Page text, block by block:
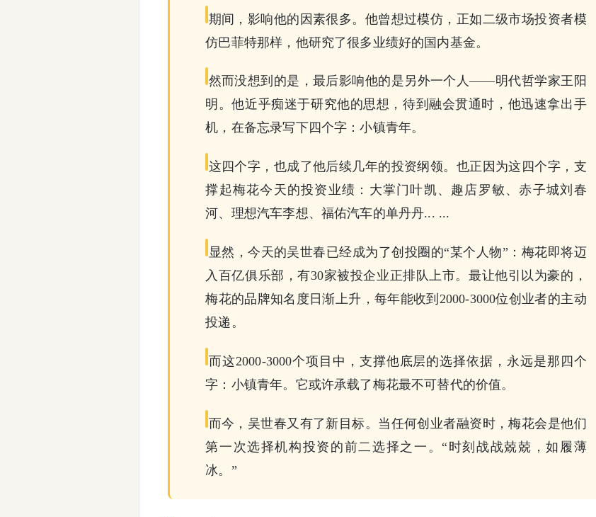
期间，影响他的因素很多。他曾想过模仿，正如二级市场投资者模
仿巴菲特那样，他研究了很多业绩好的国内基金。
然而没想到的是，最后影响他的是另外一个人——明代哲学家王阳
明。他近乎痴迷于研究他的思想，待到融会贯通时，他迅速拿出手
机，在备忘录写下四个字：小镇青年。
这四个字，也成了他后续几年的投资纲领。也正因为这四个字，支
撑起梅花今天的投资业绩：大掌门叶凯、趣店罗敏、赤子城刘春
河、理想汽车李想、福佑汽车的单丹丹... ...
显然，今天的吴世春已经成为了创投圈的“某个人物”：梅花即将迈
入百亿俱乐部，有30家被投企业正排队上市。最让他引以为豪的，
梅花的品牌知名度日渐上升，每年能收到2000-3000位创业者的主动
投递。
而这2000-3000个项目中，支撑他底层的选择依据，永远是那四个
字：小镇青年。它或许承载了梅花最不可替代的价值。
而今，吴世春又有了新目标。当任何创业者融资时，梅花会是他们
第一次选择机构投资的前二选择之一。“时刻战战兢兢，如履薄
冰。”